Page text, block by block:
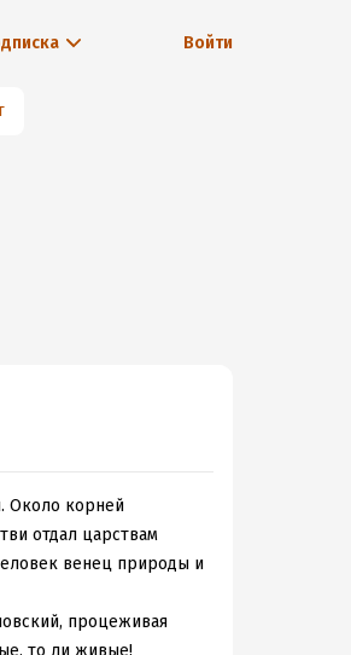
Войти
Около корней
отдал царствам
венец природы и
процеживая
то ли живые!